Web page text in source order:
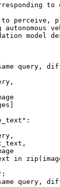
to
perceive,
autonomous
model
query,
in
query,